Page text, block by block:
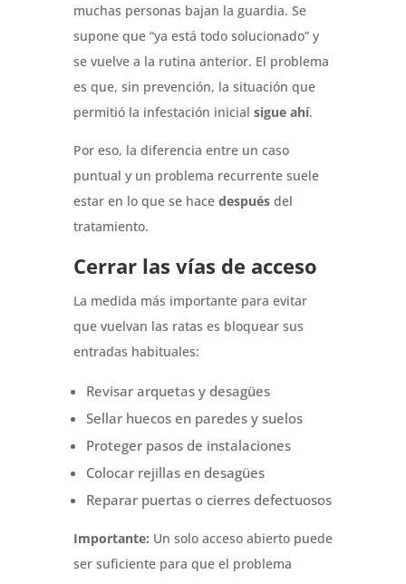
muchas personas bajan la guardia. Se
supone que “ya está todo solucionado” y
se vuelve a la rutina anterior. El problema
es que, sin prevención, la situación que
permitió la infestación inicial sigue ahí.
Por eso, la diferencia entre un caso
puntual y un problema recurrente suele
estar en lo que se hace despuésdel
tratamiento.
Cerrar las vías de acceso
La medida más importante para evitar
que vuelvan las ratas es bloquear sus
entradas habituales:
Revisar arquetas y desagües
Sellar huecos en paredes y suelos
Proteger pasos de instalaciones
Colocar rejillas en desagües
Reparar puertas o cierres defectuosos
Importante: Un solo acceso abierto puede
ser suficiente para que el problema